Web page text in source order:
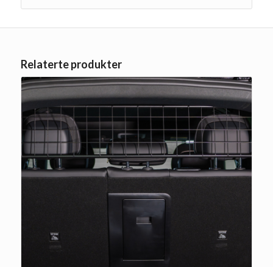
Relaterte produkter